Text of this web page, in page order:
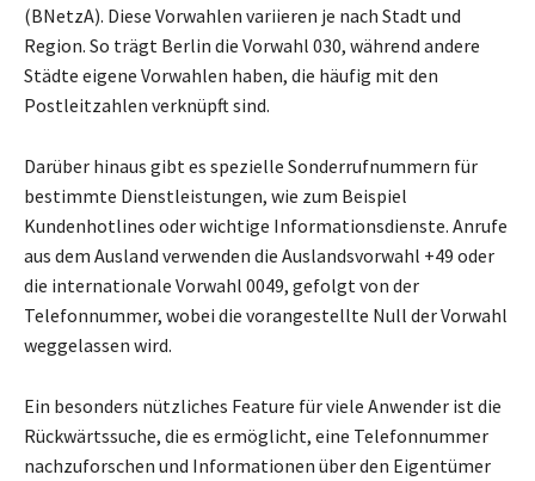
(BNetzA). Diese Vorwahlen variieren je nach Stadt und
Region. So trägt Berlin die Vorwahl 030, während andere
Städte eigene Vorwahlen haben, die häufig mit den
Postleitzahlen verknüpft sind.
Darüber hinaus gibt es spezielle Sonderrufnummern für
bestimmte Dienstleistungen, wie zum Beispiel
Kundenhotlines oder wichtige Informationsdienste. Anrufe
aus dem Ausland verwenden die Auslandsvorwahl +49 oder
die internationale Vorwahl 0049, gefolgt von der
Telefonnummer, wobei die vorangestellte Null der Vorwahl
weggelassen wird.
Ein besonders nützliches Feature für viele Anwender ist die
Rückwärtssuche, die es ermöglicht, eine Telefonnummer
nachzuforschen und Informationen über den Eigentümer